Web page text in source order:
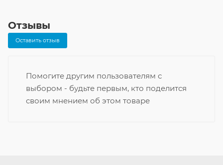
Отзывы
Оставить отзыв
Помогите другим пользователям с
выбором - будьте первым, кто поделится
своим мнением об этом товаре